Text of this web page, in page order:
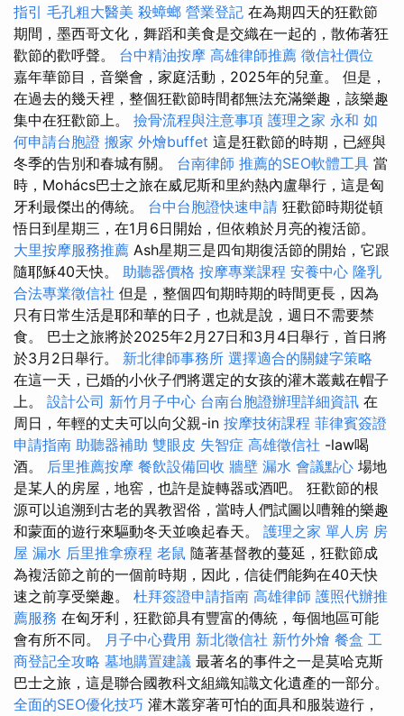
指引 毛孔粗大醫美 殺蟑螂 營業登記 在為期四天的狂歡節
期間，墨西哥文化，舞蹈和美食是交織在一起的，散佈著狂
歡節的歡呼聲。 台中精油按摩 高雄律師推薦 徵信社價位
嘉年華節目，音樂會，家庭活動，2025年的兒童。 但是，
在過去的幾天裡，整個狂歡節時間都無法充滿樂趣，該樂趣
集中在狂歡節上。 撿骨流程與注意事項 護理之家 永和 如
何申請台胞證 搬家 外燴buffet 這是狂歡節的時期，已經與
冬季的告別和春城有關。 台南律師 推薦的SEO軟體工具 當
時，Mohács巴士之旅在威尼斯和里約熱內盧舉行，這是匈
牙利最傑出的傳統。 台中台胞證快速申請 狂歡節時期從頓
悟日到星期三，在1月6日開始，但依賴於月亮的複活節。
大里按摩服務推薦 Ash星期三是四旬期復活節的開始，它跟
隨耶穌40天快。 助聽器價格 按摩專業課程 安養中心 隆乳
合法專業徵信社 但是，整個四旬期時期的時間更長，因為
只有日常生活是耶和華的日子，也就是說，週日不需要禁
食。 巴士之旅將於2025年2月27日和3月4日舉行，首日將
於3月2日舉行。 新北律師事務所 選擇適合的關鍵字策略
在這一天，已婚的小伙子們將選定的女孩的灌木叢戴在帽子
上。 設計公司 新竹月子中心 台南台胞證辦理詳細資訊 在
周日，年輕的丈夫可以向父親-in 按摩技術課程 菲律賓簽證
申請指南 助聽器補助 雙眼皮 失智症 高雄徵信社 -law喝
酒。 后里推薦按摩 餐飲設備回收 牆壁 漏水 會議點心 場地
是某人的房屋，地窖，也許是旋轉器或酒吧。 狂歡節的根
源可以追溯到古老的異教習俗，當時人們試圖以嘈雜的樂趣
和蒙面的遊行來驅動冬天並喚起春天。 護理之家 單人房 房
屋 漏水 后里推拿療程 老鼠 隨著基督教的蔓延，狂歡節成
為複活節之前的一個前時期，因此，信徒們能夠在40天快
速之前享受樂趣。 杜拜簽證申請指南 高雄律師 護照代辦推
薦服務 在匈牙利，狂歡節具有豐富的傳統，每個地區可能
會有所不同。 月子中心費用 新北徵信社 新竹外燴 餐盒 工
商登記全攻略 墓地購置建議 最著名的事件之一是莫哈克斯
巴士之旅，這是聯合國教科文組織知識文化遺產的一部分。
全面的SEO優化技巧 灌木叢穿著可怕的面具和服裝遊行，